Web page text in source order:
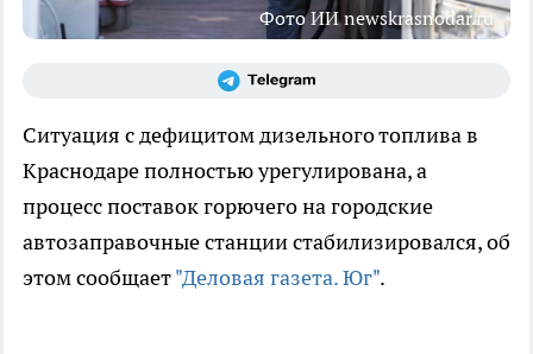
Фото ИИ newskrasnodar.ru
Ситуация с дефицитом дизельного топлива в
Краснодаре полностью урегулирована, а
процесс поставок горючего на городские
автозаправочные станции стабилизировался, об
этом сообщает"Деловая газета. Юг".